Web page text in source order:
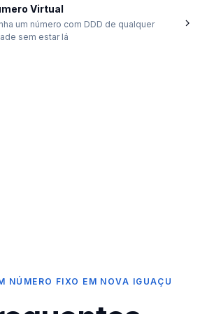
Virtual
um número com DDD de qualquer
sem estar lá
NÚMERO FIXO EM NOVA IGUAÇU